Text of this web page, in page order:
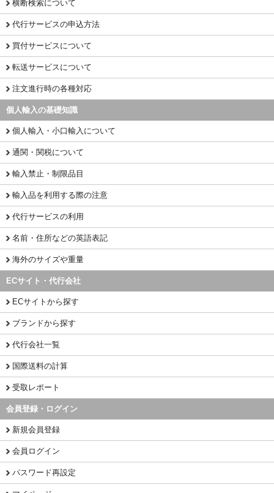
横断検索について
代行サービスの申込方法
買付サービスについて
転送サービスについて
注文進行時の各種対応
個人輸入の基礎知識
個人輸入・小口輸入について
通関・関税について
輸入禁止・制限品目
輸入品を利用する際の注意
代行サービスの利用
名前・住所などの英語表記
海外のサイズや重量
ECサイト・代行会社
ECサイトから探す
ブランドから探す
代行会社一覧
国際送料の計算
受取レポート
会員登録・ログイン
新規会員登録
会員ログイン
パスワード再設定